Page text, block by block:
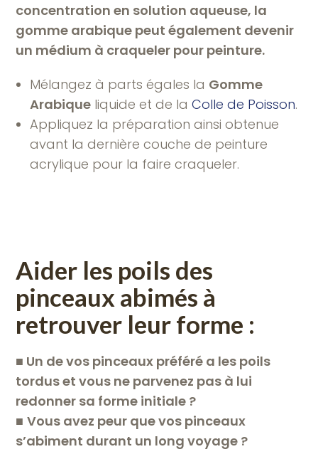
concentration en solution aqueuse, la
gomme arabique peut également devenir
un médium à craqueler pour peinture.
Mélangez à parts égales la Gomme
Arabique liquide et de laColle de Poisson.
Appliquez la préparation ainsi obtenue
avant la dernière couche de peinture
acrylique pour la faire craqueler.
Aider les poils des
pinceaux abimés à
retrouver leur forme :
■ Un de vos pinceaux préféré a les poils
tordus et vous ne parvenez pas à lui
redonner sa forme initiale ?
■ Vous avez peur que vos pinceaux
s’abiment durant un long voyage ?